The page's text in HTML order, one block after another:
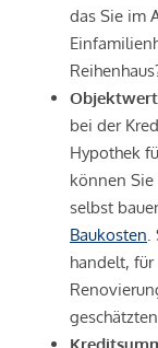
das Sie im
Objektwert
bei der
Hypothek
können
selbst
Baukosten
handelt,